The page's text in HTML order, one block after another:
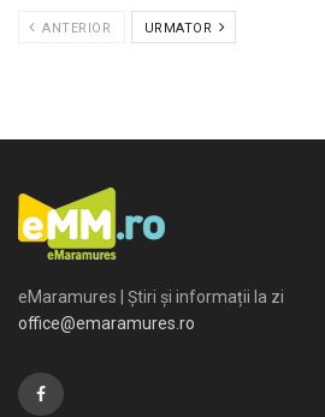
ANTERIOR URMATOR
eMaramures | Știri și informații la zi
office@emaramures.ro